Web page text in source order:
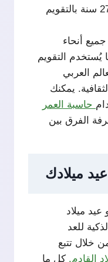
بالتقويم الميلادي، فقد يكون 27 سنة بالتقويم
أنحاء
يُستخدم التقويم
العربي
يمكنك
حاسبة العمر
الفرق بين
ميلادك
ميلاد
للعد
خلال تتبع
القادم. كل ما